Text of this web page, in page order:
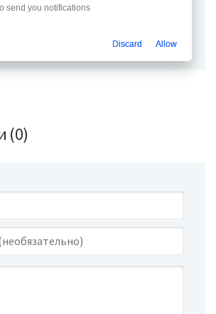
(0)
send you notifications
Discard Allow